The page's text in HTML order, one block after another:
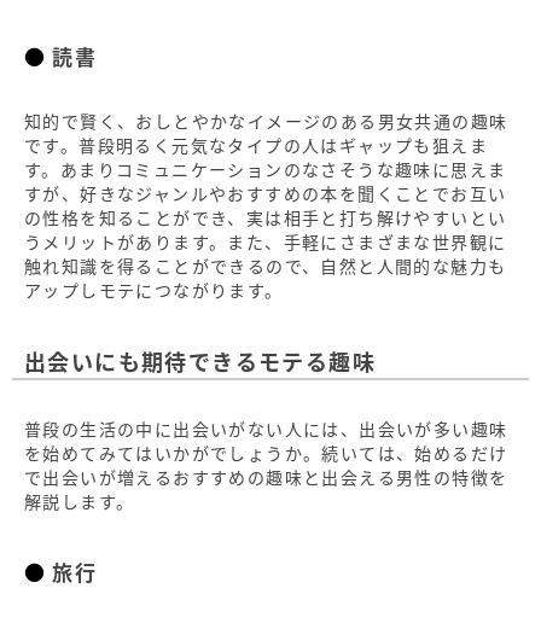
読書
知的で賢く、おしとやかなイメージのある男女共通の趣味
です。普段明るく元気なタイプの人はギャップも狙えま
す。あまりコミュニケーションのなさそうな趣味に思えま
すが、好きなジャンルやおすすめの本を聞くことでお互い
の性格を知ることができ、実は相手と打ち解けやすいとい
うメリットがあります。また、手軽にさまざまな世界観に
触れ知識を得ることができるので、自然と人間的な魅力も
アップしモテにつながります。
出会いにも期待できるモテる趣味
普段の生活の中に出会いがない人には、出会いが多い趣味
を始めてみてはいかがでしょうか。続いては、始めるだけ
で出会いが増えるおすすめの趣味と出会える男性の特徴を
解説します。
旅行